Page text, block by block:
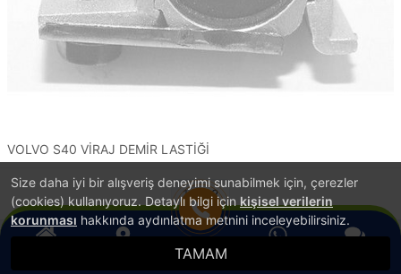
Size daha iyi bir alışveriş deneyimi sunabilmek için, çerezler
(cookies) kullanıyoruz. Detaylı bilgi için kişisel verilerin
korunması hakkında aydınlatma metnini inceleyebilirsiniz.
TAMAM
Hemen Ara
VOLVO S40 VİRAJ DEMİR LASTİĞİ
1 2
E-Ticaret Sistemi